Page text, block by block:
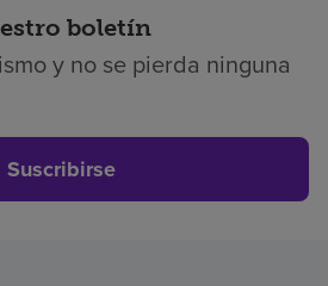
boletín
y no se pierda ninguna
Suscribirse